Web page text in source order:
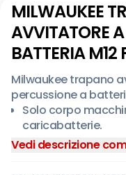
MILWAUKEE
AVVITATORE
BATTERIA
Milwaukee trapano
percussione a batteria
Solo corpo
caricabatterie.
Le ridotte
Vedi descrizione